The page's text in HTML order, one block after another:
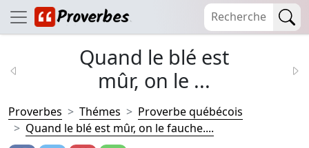
Quand le blé est
mûr, on le ...
Proverbes Thémes
Proverbe québécois
Quand le blé est mûr, on le fauche....